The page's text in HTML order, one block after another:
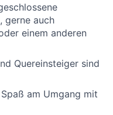
gerne auch
einem anderen
Quereinsteiger sind
am Umgang mit